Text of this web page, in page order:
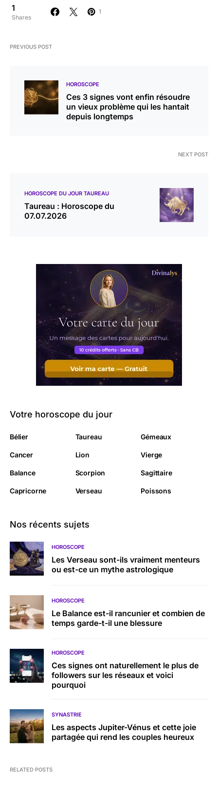
1
Shares
1
PREVIOUS POST
HOROSCOPE
Ces 3 signes vont enfin résoudre
un vieux problème qui les hantait
depuis longtemps
NEXT POST
HOROSCOPE DU JOUR TAUREAU
Taureau : Horoscope du
07.07.2026
Votre horoscope du jour
Bélier Taureau Gémeaux
Cancer Lion Vierge
Balance Scorpion Sagittaire
Capricorne Verseau Poissons
Nos récents sujets
HOROSCOPE
Les Verseau sont-ils vraiment menteurs
ou est-ce un mythe astrologique
HOROSCOPE
Le Balance est-il rancunier et combien de
temps garde-t-il une blessure
HOROSCOPE
Ces signes ont naturellement le plus de
followers sur les réseaux et voici
pourquoi
SYNASTRIE
Les aspects Jupiter-Vénus et cette joie
partagée qui rend les couples heureux
RELATED POSTS